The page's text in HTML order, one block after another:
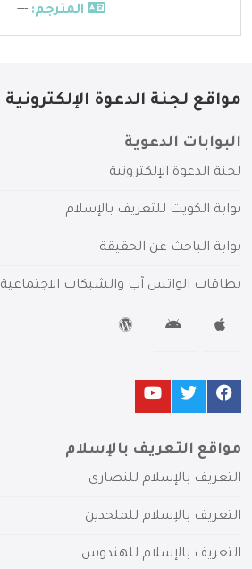
المترجم: ---
مواقع لجنة الدعوة الإلكترونية
البوابات الدعوية
لجنة الدعوة الإلكترونية
بوابة الكويت للتعريف بالإسلام
بوابة الباحث عن الحقيقة
بطاقات الواتس آب والشبكات الاجتماعية
مواقع التعريف بالإسلام
التعريف بالإسلام للنصارى
التعريف بالإسلام للملحدين
التعريف بالإسلام للهندوس